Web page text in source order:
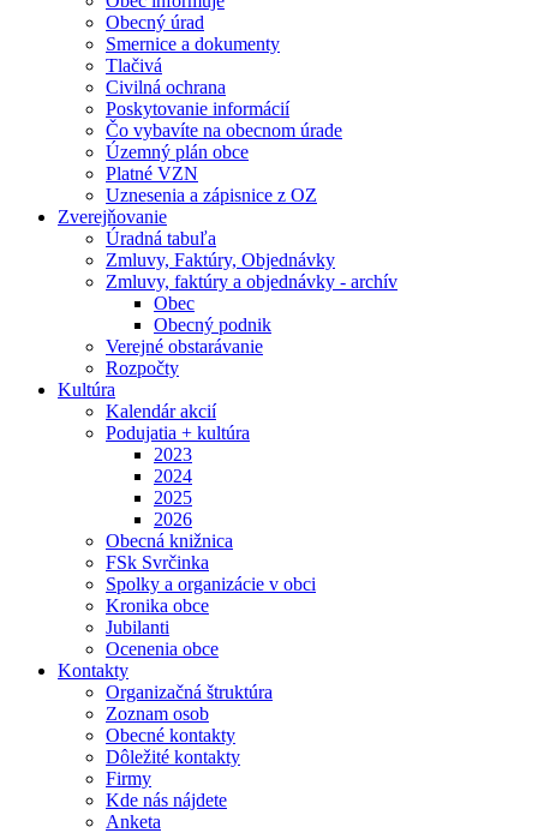
Obecný úrad
Smernice a dokumenty
Tlačivá
Civilná ochrana
Poskytovanie informácií
Čo vybavíte na obecnom úrade
Územný plán obce
Platné VZN
Uznesenia a zápisnice z OZ
Zverejňovanie
Úradná tabuľa
Zmluvy, Faktúry, Objednávky
Zmluvy, faktúry a objednávky - archív
Obec
Obecný podnik
Verejné obstarávanie
Rozpočty
Kultúra
Kalendár akcií
Podujatia + kultúra
2023
2024
2025
2026
Obecná knižnica
FSk Svrčinka
Spolky a organizácie v obci
Kronika obce
Jubilanti
Ocenenia obce
Kontakty
Organizačná štruktúra
Zoznam osob
Obecné kontakty
Dôležité kontakty
Firmy
Kde nás nájdete
Anketa